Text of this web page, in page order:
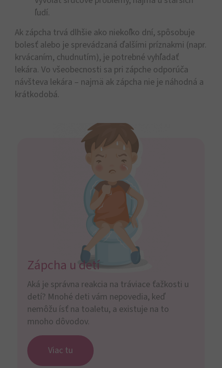
ľudí.
Ak zápcha trvá dlhšie ako niekoľko dní, spôsobuje
bolesť alebo je sprevádzaná ďalšími príznakmi (napr.
krvácaním, chudnutím), je potrebné vyhľadať
lekára. Vo všeobecnosti sa pri zápche odporúča
návšteva lekára – najmä ak zápcha nie je náhodná a
krátkodobá.
Zápcha u detí
Aká je správna reakcia na tráviace ťažkosti u
detí? Mnohé deti vám nepovedia, keď
nemôžu ísť na toaletu, a existuje na to
mnoho dôvodov.
Viac tu